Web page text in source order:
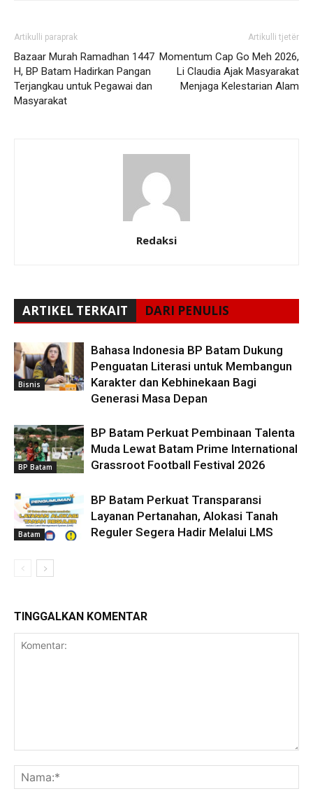
Artikulli paraprak
Bazaar Murah Ramadhan 1447
H, BP Batam Hadirkan Pangan
Terjangkau untuk Pegawai dan
Masyarakat
Artikulli tjetër
Momentum Cap Go Meh 2026,
Li Claudia Ajak Masyarakat
Menjaga Kelestarian Alam
Redaksi
ARTIKEL TERKAIT DARI PENULIS
Bisnis
Bahasa Indonesia BP Batam Dukung
Penguatan Literasi untuk Membangun
Karakter dan Kebhinekaan Bagi
Generasi Masa Depan
BP Batam
BP Batam Perkuat Pembinaan Talenta
Muda Lewat Batam Prime International
Grassroot Football Festival 2026
Batam
BP Batam Perkuat Transparansi
Layanan Pertanahan, Alokasi Tanah
Reguler Segera Hadir Melalui LMS
TINGGALKAN KOMENTAR